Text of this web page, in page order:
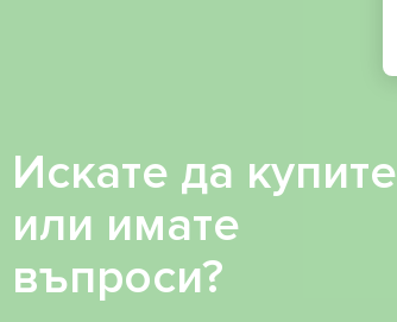
Искате да купите
или имате
въпроси?